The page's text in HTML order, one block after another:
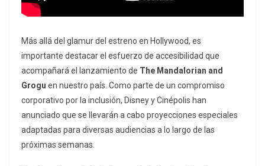
Más allá del glamur del estreno en Hollywood, es
importante destacar el esfuerzo de accesibilidad que
acompañará el lanzamiento de The Mandalorian and
Grogu en nuestro país. Como parte de un compromiso
corporativo por la inclusión, Disney y Cinépolis han
anunciado que se llevarán a cabo proyecciones especiales
adaptadas para diversas audiencias a lo largo de las
próximas semanas.